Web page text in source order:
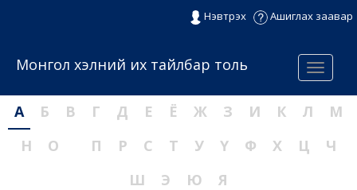
Нэвтрэх Ашиглах заавар
Menu
Монгол хэлний их тайлбар толь
А Б В Г Д Е Ё Ж З И К Л
М
Н
О П Р С Т У Ү Ф Х Ц
Ч
Ш
Э Ю Я